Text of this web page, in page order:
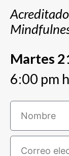
Martes
6:00 pm